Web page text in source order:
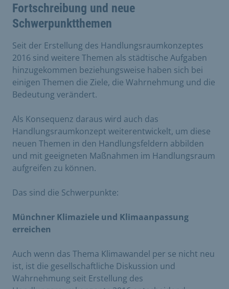
Fortschreibung und neue
Schwerpunktthemen
Seit der Erstellung des Handlungsraumkonzeptes
2016 sind weitere Themen als städtische Aufgaben
hinzugekommen beziehungsweise haben sich bei
einigen Themen die Ziele, die Wahrnehmung und die
Bedeutung verändert.
Als Konsequenz daraus wird auch das
Handlungsraumkonzept weiterentwickelt, um diese
neuen Themen in den Handlungsfeldern abbilden
und mit geeigneten Maßnahmen im Handlungsraum
aufgreifen zu können.
Das sind die Schwerpunkte:
Münchner Klimaziele und Klimaanpassung
erreichen
Auch wenn das Thema Klimawandel per se nicht neu
ist, ist die gesellschaftliche Diskussion und
Wahrnehmung seit Erstellung des